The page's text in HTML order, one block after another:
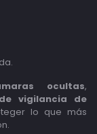
ocultas,
vigilancia de
lo que más